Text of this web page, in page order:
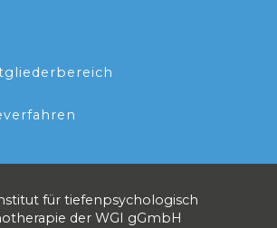
für tiefenpsychologisch
der WGI gGmbH